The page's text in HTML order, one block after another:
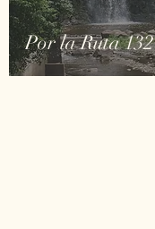
Por la Ruta 132